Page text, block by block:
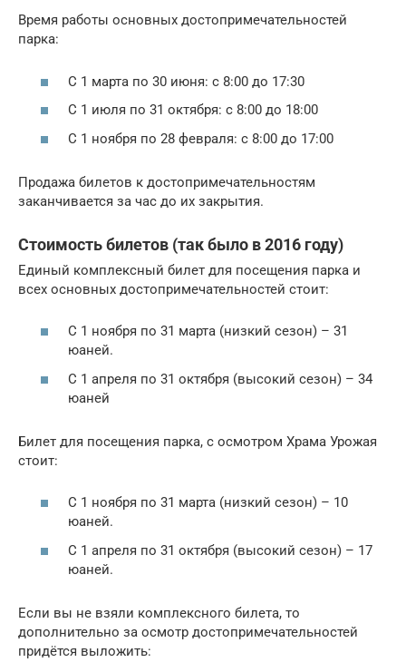
Время работы основных достопримечательностей
парка:
С 1 марта по 30 июня: с 8:00 до 17:30
С 1 июля по 31 октября: с 8:00 до 18:00
С 1 ноября по 28 февраля: с 8:00 до 17:00
Продажа билетов к достопримечательностям
заканчивается за час до их закрытия.
Стоимость билетов (так было в 2016 году)
Единый комплексный билет для посещения парка и
всех основных достопримечательностей стоит:
С 1 ноября по 31 марта (низкий сезон) – 31
юаней.
С 1 апреля по 31 октября (высокий сезон) – 34
юаней
Билет для посещения парка, с осмотром Храма Урожая
стоит:
С 1 ноября по 31 марта (низкий сезон) – 10
юаней.
С 1 апреля по 31 октября (высокий сезон) – 17
юаней.
Если вы не взяли комплексного билета, то
дополнительно за осмотр достопримечательностей
придётся выложить: